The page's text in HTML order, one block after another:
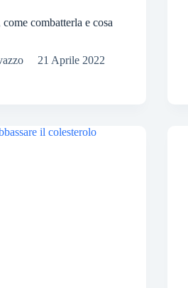
combatterla e cosa
21 Aprile 2022